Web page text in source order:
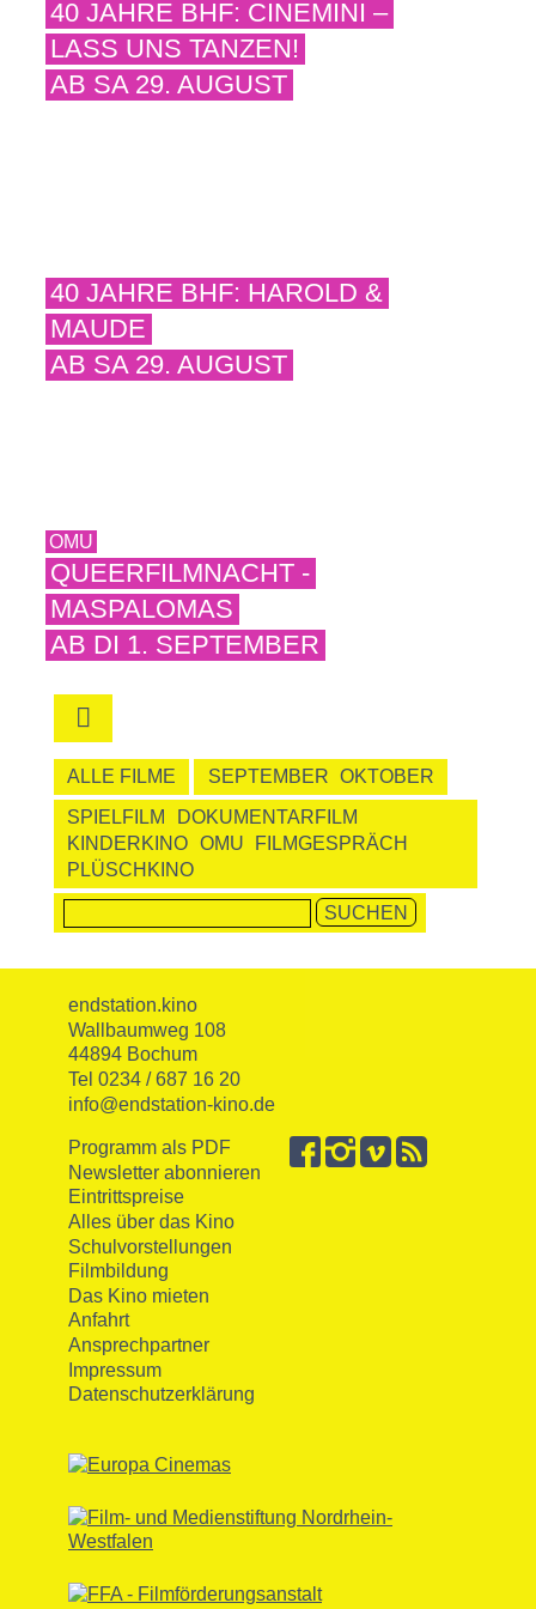
40 JAHRE BHF: CINEMINI –
LASS UNS TANZEN!
AB SA 29. AUGUST
40 JAHRE BHF: HAROLD &
MAUDE
AB SA 29. AUGUST
OMU
QUEERFILMNACHT -
MASPALOMAS
AB DI 1. SEPTEMBER

ALLE FILME SEPTEMBER OKTOBER
SPIELFILM
DOKUMENTARFILM
KINDERKINO OMU
FILMGESPRÄCH
PLÜSCHKINO
endstation.kino
Wallbaumweg 108
44894 Bochum
Tel 0234 / 687 16 20
info@endstation-kino.de
Programm als PDF
Newsletter abonnieren
Eintrittspreise
Alles über das Kino
Schulvorstellungen
Filmbildung
Das Kino mieten
Anfahrt
Ansprechpartner
Impressum
Datenschutzerklärung